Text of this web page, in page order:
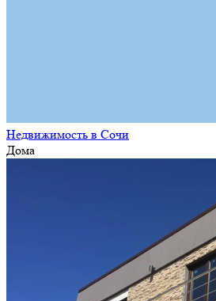
Недвижимость в Сочи
Дома